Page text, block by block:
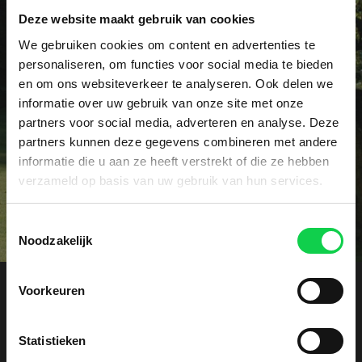
Deze website maakt gebruik van cookies
We gebruiken cookies om content en advertenties te
personaliseren, om functies voor social media te bieden
en om ons websiteverkeer te analyseren. Ook delen we
informatie over uw gebruik van onze site met onze
partners voor social media, adverteren en analyse. Deze
partners kunnen deze gegevens combineren met andere
informatie die u aan ze heeft verstrekt of die ze hebben
verzameld op basis van uw gebruik van hun services.
Noodzakelijk
Voorkeuren
Statistieken
Ontvang een vrijblijvende kostenindicatie. Laat
Vraag het dé specialist!
Heeft u een specifieke vraag of wellicht een
probleem met uw rhododendrons? Onze specialist
voorziet u graag vrijblijvend van advies.
Contact